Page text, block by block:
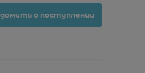
о поступлении